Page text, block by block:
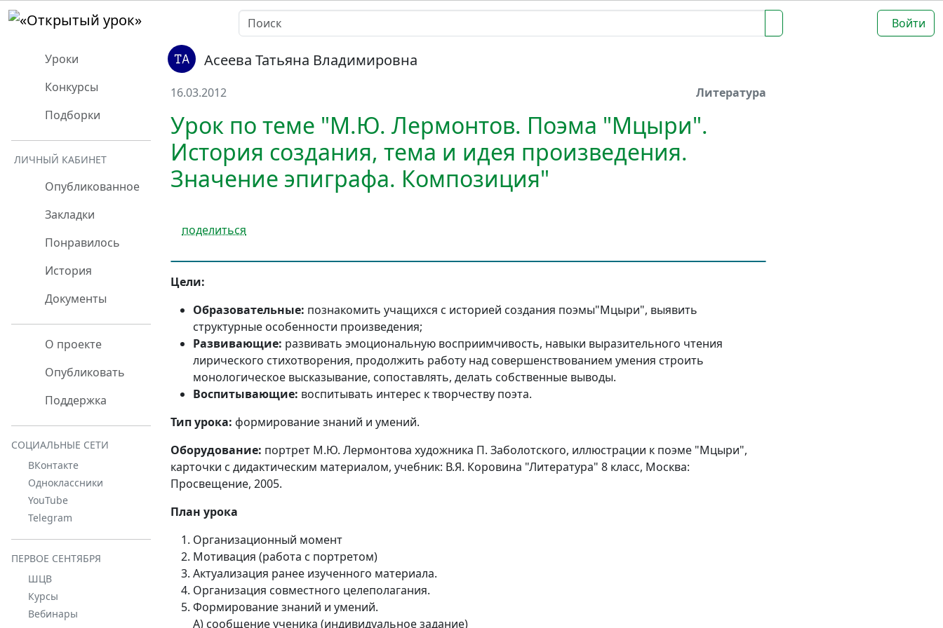
Войти
Уроки
Конкурсы
Подборки
ЛИЧНЫЙ КАБИНЕТ
Опубликованное
Закладки
Понравилось
История
Документы
О проекте
Опубликовать
Поддержка
СОЦИАЛЬНЫЕ СЕТИ
ВКонтакте
Одноклассники
YouTube
Telegram
ПЕРВОЕ СЕНТЯБРЯ
ШЦВ
Курсы
Вебинары
Асеева Татьяна Владимировна
16.03.2012 Литература
Урок по теме "М.Ю. Лермонтов. Поэма "Мцыри".
История создания, тема и идея произведения.
Значение эпиграфа. Композиция"
поделиться
Цели:
Образовательные: познакомить учащихся с историей создания поэмы"Мцыри", выявить
структурные особенности произведения;
Развивающие: развивать эмоциональную восприимчивость, навыки выразительного чтения
лирического стихотворения, продолжить работу над совершенствованием умения строить
монологическое высказывание, сопоставлять, делать собственные выводы.
Воспитывающие: воспитывать интерес к творчеству поэта.
Тип урока: формирование знаний и умений.
Оборудование: портрет М.Ю. Лермонтова художника П. Заболотского, иллюстрации к поэме "Мцыри",
карточки с дидактическим материалом, учебник: В.Я. Коровина "Литература" 8 класс, Москва:
Просвещение, 2005.
План урока
Организационный момент
Мотивация (работа с портретом)
Актуализация ранее изученного материала.
Организация совместного целеполагания.
Формирование знаний и умений.
А) сообщение ученика (индивидуальное задание)